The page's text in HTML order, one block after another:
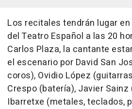
Los recitales tendrán lugar
del Teatro Español a las 20
Carlos Plaza, la cantante
el escenario por David San
coros), Ovidio López
Crespo (batería), Javier Sainz
Ibarretxe (metales, teclados,